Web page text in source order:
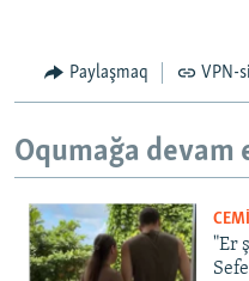
Paylaşmaq VPN-
Oqumağa devam
"Er